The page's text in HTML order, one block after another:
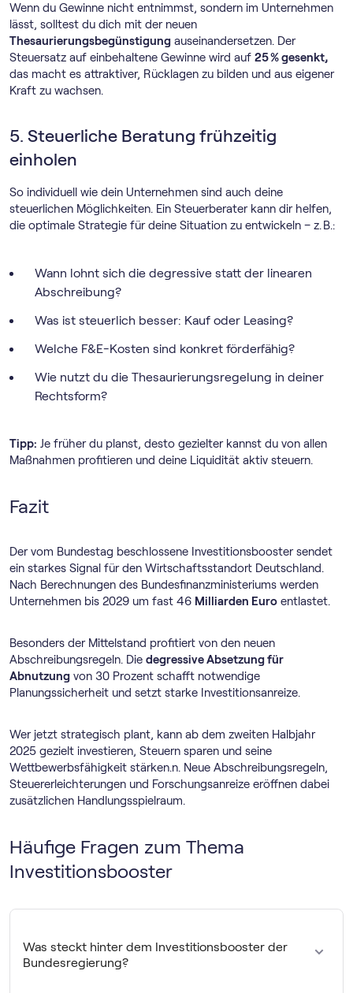
Wenn du Gewinne nicht entnimmst, sondern im Unternehmen
lässt, solltest du dich mit der neuen
Thesaurierungsbegünstigung auseinandersetzen. Der
Steuersatz auf einbehaltene Gewinne wird auf 25 % gesenkt,
das macht es attraktiver, Rücklagen zu bilden und aus eigener
Kraft zu wachsen.
5. Steuerliche Beratung frühzeitig
einholen
So individuell wie dein Unternehmen sind auch deine
steuerlichen Möglichkeiten. Ein Steuerberater kann dir helfen,
die optimale Strategie für deine Situation zu entwickeln – z. B.:
Wann lohnt sich die degressive statt der linearen
Abschreibung?
Was ist steuerlich besser: Kauf oder Leasing?
Welche F&E-Kosten sind konkret förderfähig?
Wie nutzt du die Thesaurierungsregelung in deiner
Rechtsform?
Tipp: Je früher du planst, desto gezielter kannst du von allen
Maßnahmen profitieren und deine Liquidität aktiv steuern.
Fazit
Der vom Bundestag beschlossene Investitionsbooster sendet
ein starkes Signal für den Wirtschaftsstandort Deutschland.
Nach Berechnungen des Bundesfinanzministeriums werden
Unternehmen bis 2029 um fast 46 Milliarden Euro entlastet.
Besonders der Mittelstand profitiert von den neuen
Abschreibungsregeln. Die degressive Absetzung für
Abnutzung von 30 Prozent schafft notwendige
Planungssicherheit und setzt starke Investitionsanreize.
Wer jetzt strategisch plant, kann ab dem zweiten Halbjahr
2025 gezielt investieren, Steuern sparen und seine
Wettbewerbsfähigkeit stärken.n. Neue Abschreibungsregeln,
Steuererleichterungen und Forschungsanreize eröffnen dabei
zusätzlichen Handlungsspielraum.
Häufige Fragen zum Thema
Investitionsbooster
Was steckt hinter dem Investitionsbooster der
Bundesregierung?